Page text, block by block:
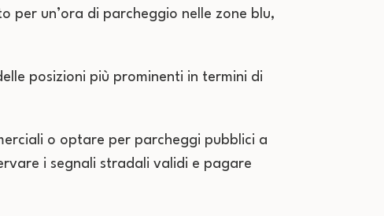
per un’ora di parcheggio nelle zone blu,
posizioni più prominenti in termini di
o optare per parcheggi pubblici a
i segnali stradali validi e pagare